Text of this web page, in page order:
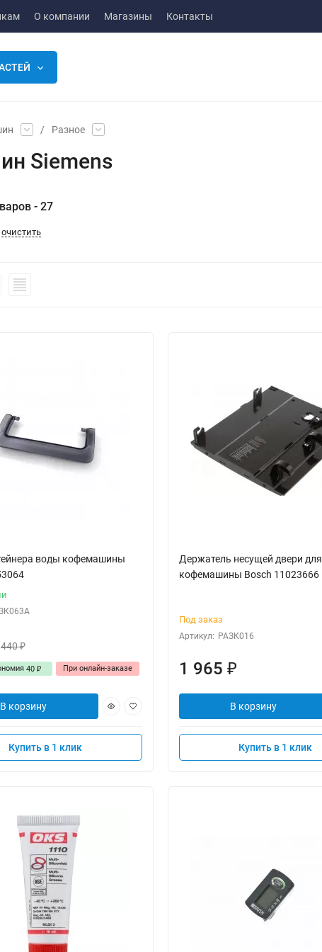
О компании Магазины Контакты
/ Разное
Siemens
- 27
очистить
воды кофемашины
440₽
40 ₽ При онлайн-заказе
В корзину
Купить в 1 клик
Держатель несущей двери для
кофемашины Bosch 11023666
Под заказ
Артикул: РАЗК016
1 965 ₽
В корзину
Купить в 1 клик